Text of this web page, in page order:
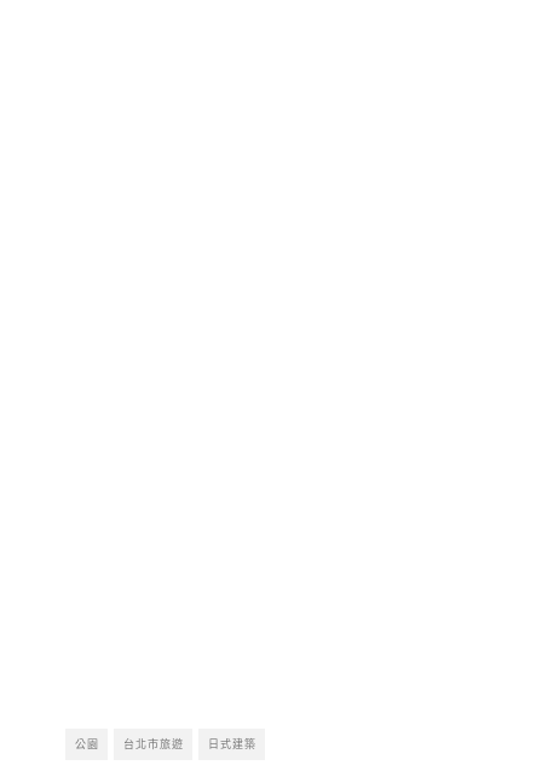
公園 台北市旅遊 日式建築